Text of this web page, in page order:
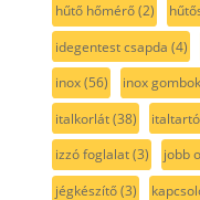
hűtő hőmérő(2)
idegentest csapda (4)
inox(56) inox gombok
italkorlát(38) italtartó
izzó foglalat(3) jobb
jégkészítő(3)